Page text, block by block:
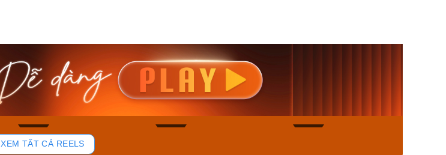
39
Casio Nam MTS-
RS100L-1AVDF
4.276.000₫
3.634.600₫
Casio Unisex AQ-
230EL-1ADF
2.117.000₫
1.799.450₫
Mua ngay
XEM TẤT CẢ REELS